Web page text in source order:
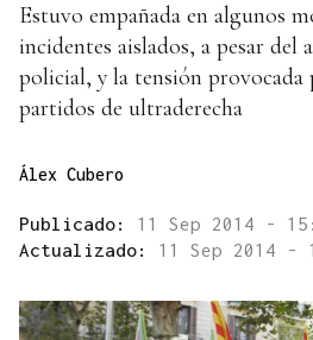
Estuvo empañada en algunos
incidentes aislados, a pesar del
policial, y la tensión provocada
partidos de ultraderecha
Álex Cubero
Publicado: 11 Sep 2014 -
Actualizado: 11 Sep 2014 -